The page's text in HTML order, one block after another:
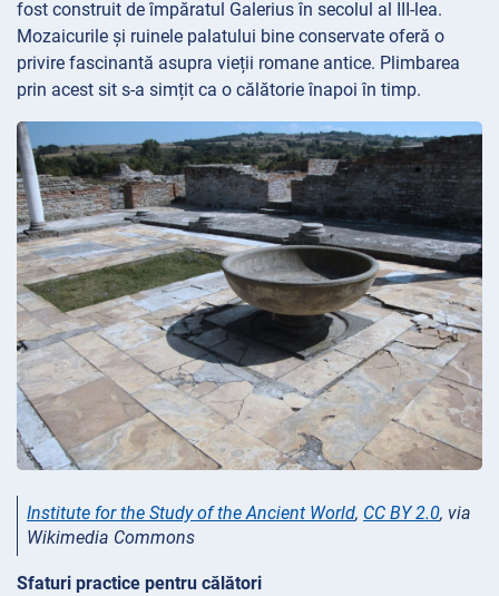
fost construit de împăratul Galerius în secolul al III-lea.
Mozaicurile și ruinele palatului bine conservate oferă o
privire fascinantă asupra vieții romane antice. Plimbarea
prin acest sit s-a simțit ca o călătorie înapoi în timp.
Institute for the Study of the Ancient World, CC BY 2.0, via
Wikimedia Commons
Sfaturi practice pentru călători